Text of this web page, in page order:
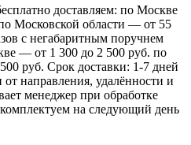
доставляем: по Москве
Московской области — от 55
с негабаритным поручнем
— от 1 300 до 2 500 руб. по
руб. Срок доставки: 1-7 дней
направления, удалённости и
менеджер при обработке
на следующий день